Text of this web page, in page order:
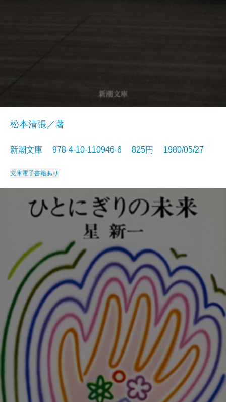
松本清張／著
新潮文庫 978-4-10-110946-6 825円 1980/05/27
文庫電子書籍あり